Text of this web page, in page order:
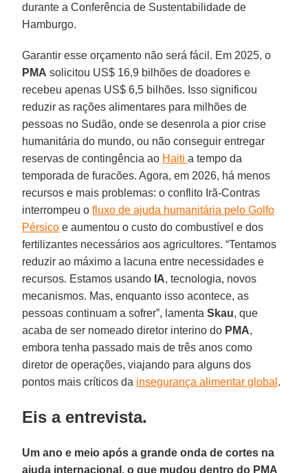
durante a Conferência de Sustentabilidade de
Hamburgo.
Garantir esse orçamento não será fácil. Em 2025, o
PMA solicitou US$ 16,9 bilhões de doadores e
recebeu apenas US$ 6,5 bilhões. Isso significou
reduzir as rações alimentares para milhões de
pessoas no Sudão, onde se desenrola a pior crise
humanitária do mundo, ou não conseguir entregar
reservas de contingência ao Haitia tempo da
temporada de furacões. Agora, em 2026, há menos
recursos e mais problemas: o conflito Irã-Contras
interrompeu ofluxo de ajuda humanitária pelo Golfo
Pérsico e aumentou o custo do combustível e dos
fertilizantes necessários aos agricultores. “Tentamos
reduzir ao máximo a lacuna entre necessidades e
recursos. Estamos usando IA, tecnologia, novos
mecanismos. Mas, enquanto isso acontece, as
pessoas continuam a sofrer”, lamentaSkau, que
acaba de ser nomeado diretor interino do PMA,
embora tenha passado mais de três anos como
diretor de operações, viajando para alguns dos
pontos mais críticos da insegurança alimentar global .
Eis a entrevista.
Um ano e meio após a grande onda de cortes na
ajuda internacional, o que mudou dentro do PMA